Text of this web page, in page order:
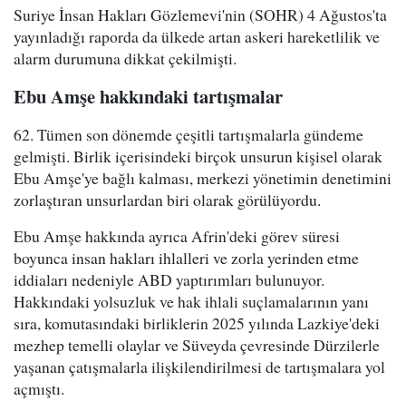
Suriye İnsan Hakları Gözlemevi'nin (SOHR) 4 Ağustos'ta
yayınladığı raporda da ülkede artan askeri hareketlilik ve
alarm durumuna dikkat çekilmişti.
Ebu Amşe hakkındaki tartışmalar
62. Tümen son dönemde çeşitli tartışmalarla gündeme
gelmişti. Birlik içerisindeki birçok unsurun kişisel olarak
Ebu Amşe'ye bağlı kalması, merkezi yönetimin denetimini
zorlaştıran unsurlardan biri olarak görülüyordu.
Ebu Amşe hakkında ayrıca Afrin'deki görev süresi
boyunca insan hakları ihlalleri ve zorla yerinden etme
iddiaları nedeniyle ABD yaptırımları bulunuyor.
Hakkındaki yolsuzluk ve hak ihlali suçlamalarının yanı
sıra, komutasındaki birliklerin 2025 yılında Lazkiye'deki
mezhep temelli olaylar ve Süveyda çevresinde Dürzilerle
yaşanan çatışmalarla ilişkilendirilmesi de tartışmalara yol
açmıştı.